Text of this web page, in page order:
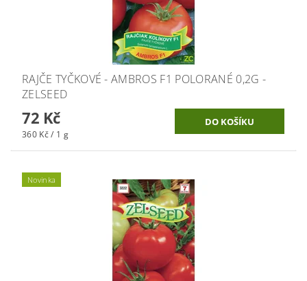
RAJČE TYČKOVÉ - AMBROS F1 POLORANÉ 0,2G -
ZELSEED
72 Kč
360 Kč / 1 g
Novinka